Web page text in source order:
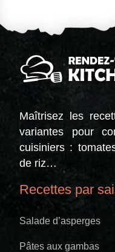
Maîtrisez les
variantes pour
cuisiniers :
de riz…
Recettes par
Salade d’asperges
Pâtes aux gambas